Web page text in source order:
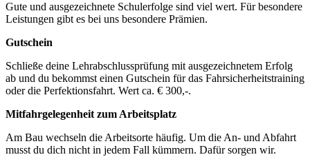
Gute und ausgezeichnete Schulerfolge sind viel wert. Für besondere
Leistungen gibt es bei uns besondere Prämien.
Gutschein
Schließe deine Lehrabschlussprüfung mit ausgezeichnetem Erfolg
ab und du bekommst einen Gutschein für das Fahrsicherheitstraining
oder die Perfektionsfahrt. Wert ca. € 300,-.
Mitfahrgelegenheit zum Arbeitsplatz
Am Bau wechseln die Arbeitsorte häufig. Um die An- und Abfahrt
musst du dich nicht in jedem Fall kümmern. Dafür sorgen wir.